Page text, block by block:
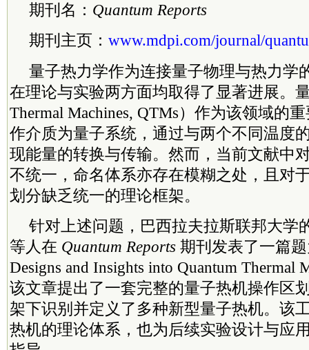
期刊名： Quantum Reports
期刊主页： www.mdpi.com/journal/
量子热力学作为连接量子物理与热力学
在理论与实验两方面均取得了显著进展。
Thermal Machines, QTMs）作为该领域的
作介质为量子系统，通过与两个不同温度
现能量的转换与传输。然而，当前文献中
不统一，命名体系亦存在模糊之处，且对
划分缺乏统一的理论框架。
针对上述问题，巴西拉夫拉斯联邦大学
等人在 Quantum Reports 期刊发表了一篇
Designs and Insights into Quantum Thermal
该文章提出了一套完整的量子热机操作区
架下识别并定义了多种新型量子热机。该
热机的理论体系，也为后续实验设计与应